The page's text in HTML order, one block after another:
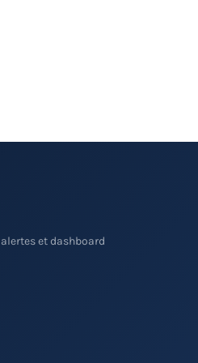
et dashboard